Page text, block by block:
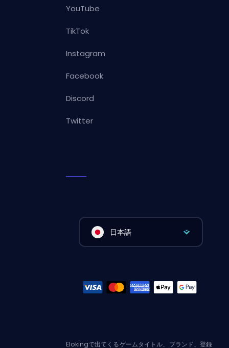
YouTube
TikTok
Instagram
Facebook
Discord
Twitter
日本語
Elokingで出てくるゲームタイトル、ブランド、登録